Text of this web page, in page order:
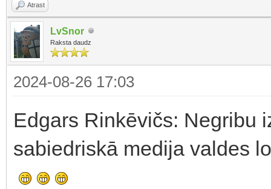
Atrast
LvSnor
Raksta daudz
2024-08-26 17:03
Edgars Rinkēvičs: Negribu
sabiedriskā medija valdes